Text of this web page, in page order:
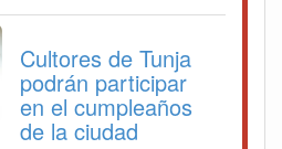
Cultores de Tunja
podrán participar
en el cumpleaños
de la ciudad